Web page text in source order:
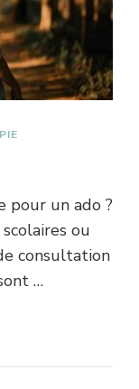
pour un ado ?
ou
consultation
…